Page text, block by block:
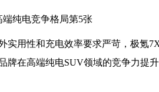
用性和充电效率要求严苛，极氪
牌在高端纯电SUV领域的竞争力提